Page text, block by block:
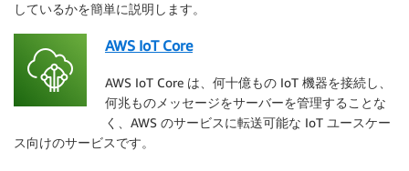
しているかを簡単に説明します。
AWS IoT Core
AWS IoT Core は、何十億もの IoT 機器を接続し、
何兆ものメッセージをサーバーを管理することな
く、AWS のサービスに転送可能な IoT ユースケー
ス向けのサービスです。